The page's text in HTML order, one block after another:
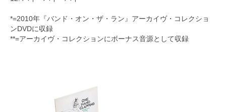
*=2010年『バンド・オン・ザ・ラン』アーカイヴ・コレクショ
ンDVDに収録
**=アーカイヴ・コレクションにボーナス音源として収録